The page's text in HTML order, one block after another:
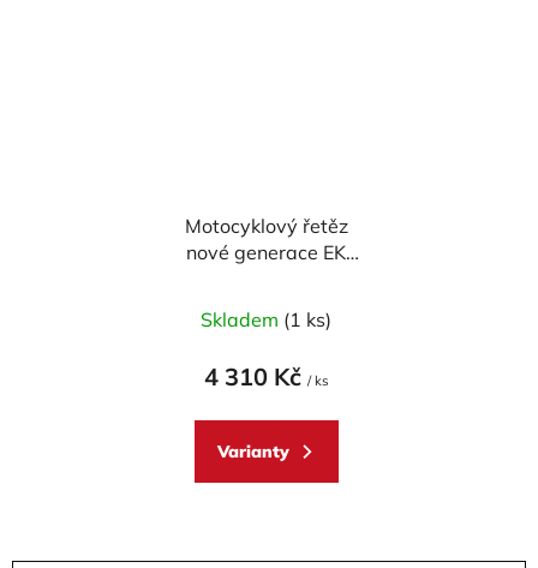
Motocyklový řetěz
nové generace EK
Skladem (1 ks)
4 310 Kč / ks
Varianty